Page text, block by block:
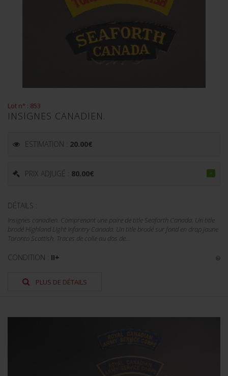
Lot n° : 853
INSIGNES CANADIEN.
ESTIMATION : 20.00€
PRIX ADJUGÉ : 80.00€
DÉTAILS :
Insignes canadien. Comprenant une paire de title Seaforth Canada. Un title
brodé Highland Light Infantry Canada. Un title brodé sur fond en drap jaune
Toronto Scottish. Traces de colle au dos de...
CONDITION : II+
PLUS DE DÉTAILS